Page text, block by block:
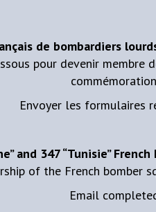
de bombardiers
pour devenir membre
Envoyer les formulaires
and 347 “Tunisie”
of the French bomber
Email